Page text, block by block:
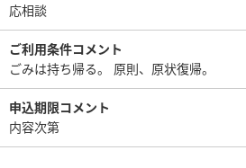
応相談
ご利用条件コメント
ごみは持ち帰る。 原則、原状復帰。
申込期限コメント
内容次第